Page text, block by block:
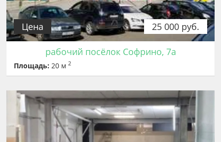
25 000 руб.
Цена
рабочий посёлок Софрино, 7а
Площадь: 20 м2